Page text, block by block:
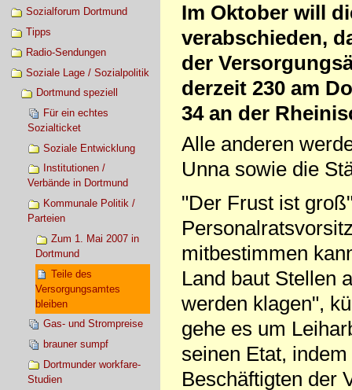
Sozialforum Dortmund
Tipps
Radio-Sendungen
Soziale Lage / Sozialpolitik
Dortmund speziell
Für ein echtes
Sozialticket
Soziale Entwicklung
Institutionen /
Verbände in Dortmund
Kommunale Politik /
Parteien
Zum 1. Mai 2007 in
Dortmund
Teile des
Versorgungsamtes
bleiben
Gas- und Strompreise
brauner sumpf
Dortmunder workfare-
Studien
Im Oktober will
verabschieden,
der
derzeit 230 am
34 an der
Alle anderen
Unna sowie die
"Der Frust ist
mitbestimmen
Land baut Stellen
werden klagen",
gehe es um
seinen Etat,
Beschäftigten der